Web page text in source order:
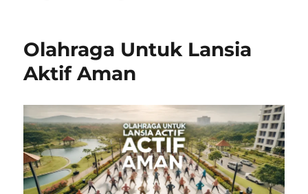
Olahraga Untuk Lansia
Aktif Aman